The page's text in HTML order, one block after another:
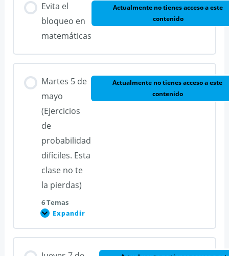
Evita el
bloqueo en
matemáticas
Actualmente no tienes acceso a este
contenido
Martes 5 de
mayo
(Ejercicios
de
probabilidad
difíciles. Esta
clase no te
la pierdas)
6 Temas
Actualmente no tienes acceso a este
contenido
Expandir
Martes
de
mayo
Contenido de la Lección